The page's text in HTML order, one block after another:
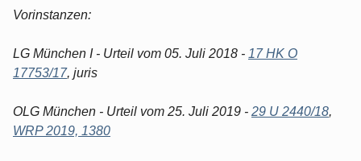
Vorinstanzen:
LG München I - Urteil vom 05. Juli 2018 - 17 HK O
17753/17, juris
OLG München - Urteil vom 25. Juli 2019 - 29 U 2440/18,
WRP 2019, 1380